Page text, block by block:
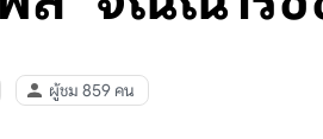
ผู้ชม 859 คน